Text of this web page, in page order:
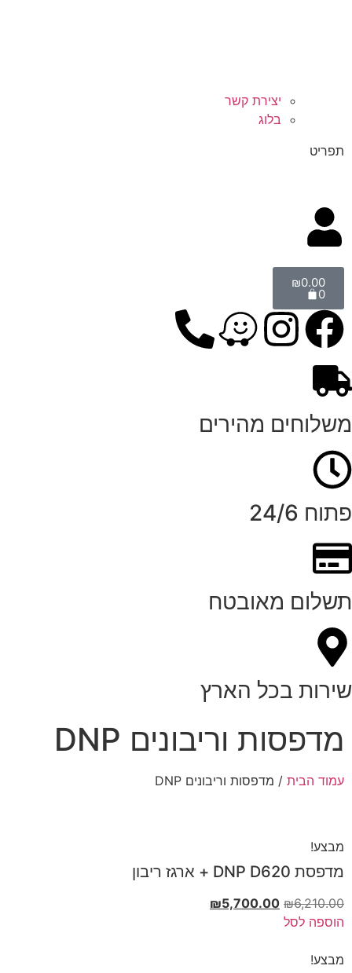
יצירת קשר
בלוג
תפריט
₪0.00
0
משלוחים מהירים
פתוח 24/6
תשלום מאובטח
שירות בכל הארץ
מדפסות וריבונים DNP
עמוד הבית / מדפסות וריבונים DNP
מבצע!
מדפסת DNP D620 + ארגז ריבון
₪6,210.00
₪5,700.00
הוספה לסל
מבצע!